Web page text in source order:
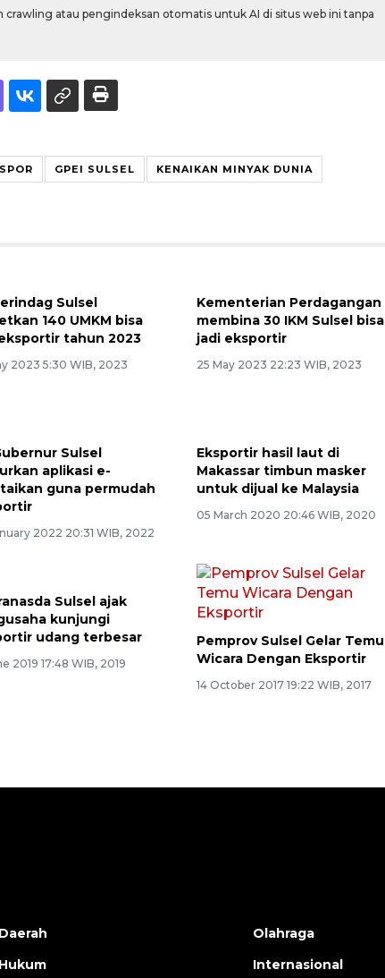
atau pengindeksan otomatis untuk AI di situs web ini tanpa
GPEI SULSEL KENAIKAN MINYAK DUNIA
Sulsel
140 UMKM bisa
tahun 2023
2023 5:30 WIB, 2023
Kementerian Perdagangan
membina 30 IKM Sulsel bisa
jadi eksportir
25 May 2023 22:23 WIB, 2023
Sulsel
aplikasi e-
guna permudah
2022 20:31 WIB, 2022
Eksportir hasil laut di
Makassar timbun masker
untuk dijual ke Malaysia
05 March 2020 20:46 WIB, 2020
Sulsel ajak
kunjungi
udang terbesar
2019 17:48 WIB, 2019
Pemprov Sulsel Gelar Temu
Wicara Dengan Eksportir
14 October 2017 19:22 WIB, 2017
FOTO - Kirab memperingati
HUT ke-80 Raja Keraton
Yogyakarta
02 April 2026 12:51 WIB
Daerah
Hukum
Olahraga
Internasional